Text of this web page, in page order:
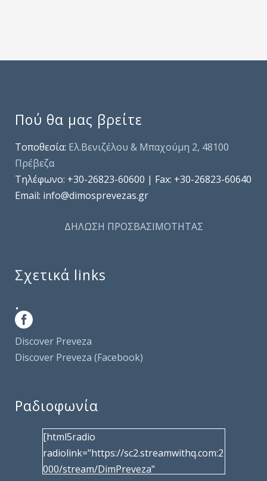
Πού θα μας βρείτε
Τοποθεσία: Ελ.Βενιζέλου & Μπαχούμη 2, 48100
Πρέβεζα
Τηλέφωνo: +30-26823-60600 | Fax: +30-26823-60640
Email: info@dimosprevezas.gr
ΔΗΛΩΣΗ ΠΡΟΣΒΑΣΙΜΟΤΗΤΑΣ
Σχετικά links
.
Discover Preveza
Discover Preveza (Facebook)
Ραδιοφωνία
[html5radio
radiolink="https://sc2.streamwithq.com:2
000/stream/DimPreveza"